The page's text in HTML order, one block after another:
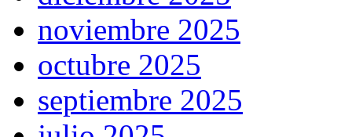
noviembre 2025
octubre 2025
septiembre 2025